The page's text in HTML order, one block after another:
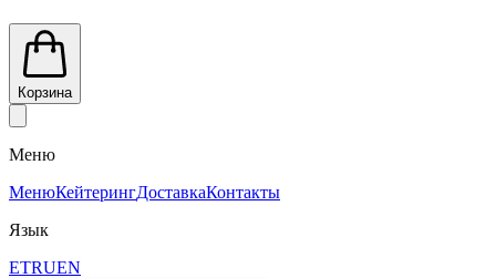
Корзина
Меню
МенюКейтерингДоставкаКонтакты
Язык
ETRUEN